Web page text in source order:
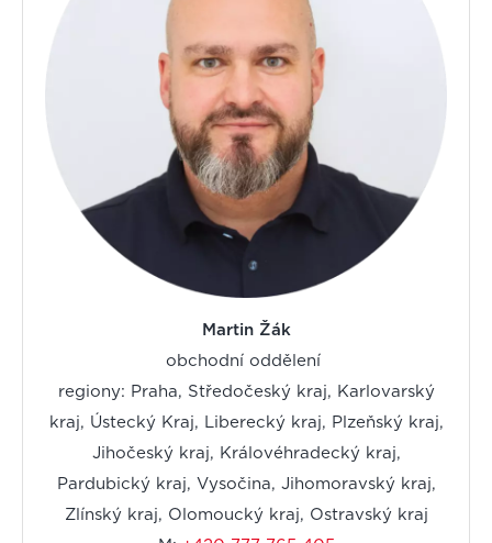
Martin Žák
obchodní oddělení
regiony: Praha, Středočeský kraj, Karlovarský
kraj, Ústecký Kraj, Liberecký kraj, Plzeňský kraj,
Jihočeský kraj, Královéhradecký kraj,
Pardubický kraj, Vysočina, Jihomoravský kraj,
Zlínský kraj, Olomoucký kraj, Ostravský kraj